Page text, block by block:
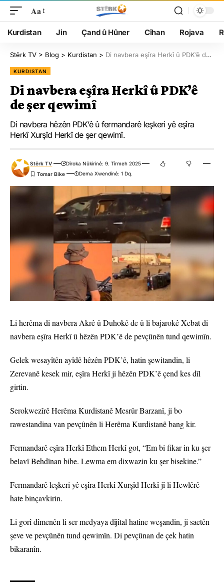
Aa
Kurdistan Jin Çand û Hûner Cîhan Rojava
Stêrk TV > Blog > Kurdistan > Di navbera eşîra Herkî û PDK’ê de şer qewimî
KURDISTAN
Di navbera eşîra Herkî û PDK’ê
de şer qewimî
Di navbera hêzên PDK’ê û fermandarê leşkeri yê eşîra
Herkî Xurşîd Herkî de şer qewimî.
Stêrk TV
Dîroka Nûkirinê: 9. Tîrmeh 2025
Dema Xwendinê: 1 Dq.
Li herêma di navbera Akrê û Duhokê de û li bajarokê Xebat di
navbera eşîra Herkî û hêzên PDK’ê de pevçûnên tund qewimîn.
Gelek wesayîtên ayîdê hêzên PDK’ê, hatin şewitandin, li
Zerevanê kesek mir, eşîra Herkî ji hêzên PDK’ê çend kes dîl
girtin.
Serokwezîrê Herêma Kurdistanê Mesrûr Barzanî, ji bo
rawestandina van pevçûnên li Herêma Kurdistanê bang kir.
Fermandarê eşîra Herkî Ethem Herkî got, “Em bi fikar in ku şer
belavî Behdînan bibe. Lewma em dixwazin ku şer bisekine.”
Fermandarê leşkeri yê eşîra Herkî Xurşîd Herkî jî li Hewlêrê
hate binçavkirin.
Li gorî dîmenên li ser medyaya dîjîtal hatine weşandin, ji saetên
şeve ve pevçûnên tund qewimîn. Di pevçûnan de çek hatin
bikaranîn.